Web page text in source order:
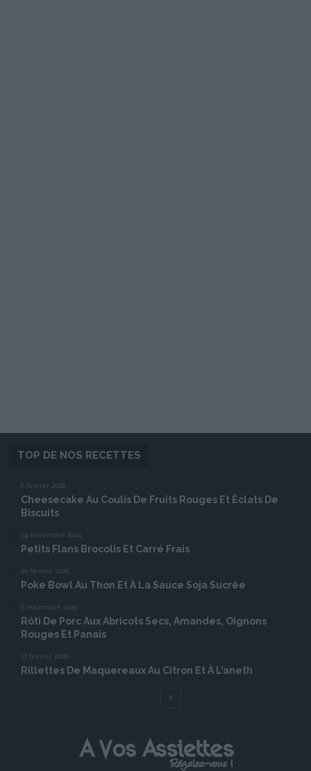
TOP DE NOS RECETTES
6 février 2026
Cheesecake Au Coulis De Fruits Rouges Et Éclats De
Biscuits
14 novembre 2024
Petits Flans Brocolis Et Carré Frais
20 février 2026
Poke Bowl Au Thon Et À La Sauce Soja Sucrée
6 novembre 2025
Rôti De Porc Aux Abricots Secs, Amandes, Oignons
Rouges Et Panais
17 février 2026
Rillettes De Maquereaux Au Citron Et À L’aneth
Page